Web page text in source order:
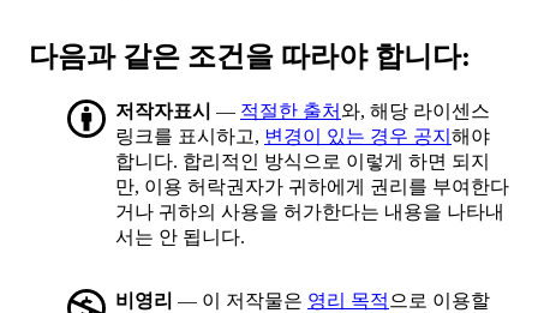
다음과 같은 조건을 따라야 합니다:
저작자표시 — 적절한 출처와, 해당 라이센스
링크를 표시하고, 변경이 있는 경우 공지 해야
합니다. 합리적인 방식으로 이렇게 하면 되지
만, 이용 허락권자가 귀하에게 권리를 부여한다
거나 귀하의 사용을 허가한다는 내용을 나타내
서는 안 됩니다.
비영리 — 이 저작물은 영리 목적 으로 이용할